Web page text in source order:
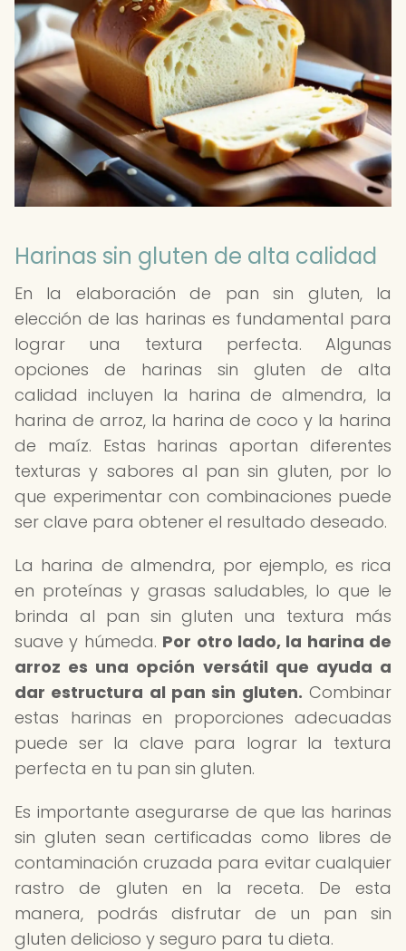
Harinas sin gluten de alta calidad
En la elaboración de pan sin gluten, la
elección de las harinas es fundamental para
lograr una textura perfecta. Algunas
opciones de harinas sin gluten de alta
calidad incluyen la harina de almendra, la
harina de arroz, la harina de coco y la harina
de maíz. Estas harinas aportan diferentes
texturas y sabores al pan sin gluten, por lo
que experimentar con combinaciones puede
ser clave para obtener el resultado deseado.
La harina de almendra, por ejemplo, es rica
en proteínas y grasas saludables, lo que le
brinda al pan sin gluten una textura más
suave y húmeda. Por otro lado, la harina de
arroz es una opción versátil que ayuda a
dar estructura al pan sin gluten. Combinar
estas harinas en proporciones adecuadas
puede ser la clave para lograr la textura
perfecta en tu pan sin gluten.
Es importante asegurarse de que las harinas
sin gluten sean certificadas como libres de
contaminación cruzada para evitar cualquier
rastro de gluten en la receta. De esta
manera, podrás disfrutar de un pan sin
gluten delicioso y seguro para tu dieta.